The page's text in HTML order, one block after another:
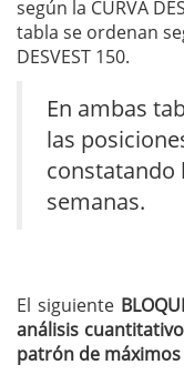
según la CURVA
tabla se ordenan
DESVEST 150.
En ambas
las
constatando
semanas.
El siguiente
análisis
patrón de